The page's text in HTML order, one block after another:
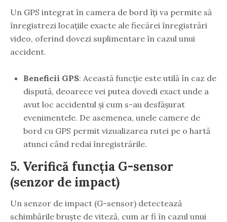
Un GPS integrat în camera de bord îți va permite să
înregistrezi locațiile exacte ale fiecărei înregistrări
video, oferind dovezi suplimentare în cazul unui
accident.
Beneficii GPS: Această funcție este utilă în caz de
dispută, deoarece vei putea dovedi exact unde a
avut loc accidentul și cum s-au desfășurat
evenimentele. De asemenea, unele camere de
bord cu GPS permit vizualizarea rutei pe o hartă
atunci când redai înregistrările.
5. Verifică funcția G-sensor
(senzor de impact)
Un senzor de impact (G-sensor) detectează
schimbările bruște de viteză, cum ar fi în cazul unui